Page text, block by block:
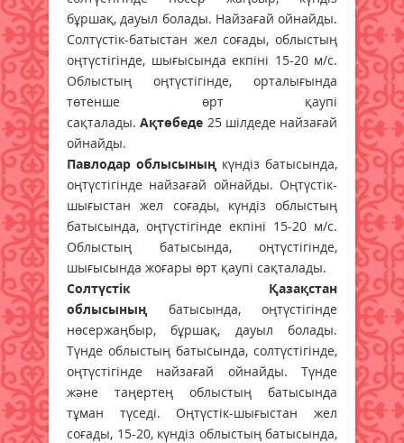
бұршақ, дауыл болады. Найзағай ойнайды.
Солтүстік-батыстан жел соғады, облыстың
оңтүстігінде, шығысында екпіні 15-20 м/с.
Облыстың оңтүстігінде, орталығында
төтенше өрт қаупі
сақталады. Ақтөбеде 25 шілдеде найзағай
ойнайды.
Павлодар облысының күндіз батысында,
оңтүстігінде найзағай ойнайды. Оңтүстік-
шығыстан жел соғады, күндіз облыстың
батысында, оңтүстігінде екпіні 15-20 м/с.
Облыстың батысында, оңтүстігінде,
шығысында жоғары өрт қаупі сақталады.
Солтүстік Қазақстан
облысының батысында, оңтүстігінде
нөсержаңбыр, бұршақ, дауыл болады.
Түнде облыстың батысында, солтүстігінде,
оңтүстігінде найзағай ойнайды. Түнде
және таңертең облыстың батысында
тұман түседі. Оңтүстік-шығыстан жел
соғады, 15-20, күндіз облыстың батысында,